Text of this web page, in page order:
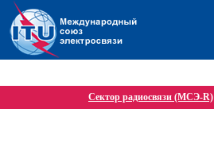
Сектор радиосвязи (МСЭ-R)